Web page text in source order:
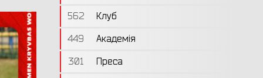
562
Клуб
449
Академія
301
Преса